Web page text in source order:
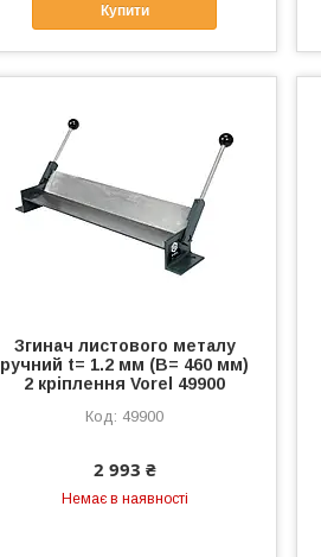
Купити
Згинач листового металу
ручний t= 1.2 мм (B= 460 мм)
2 кріплення Vorel 49900
49900
2 993 ₴
Немає в наявності